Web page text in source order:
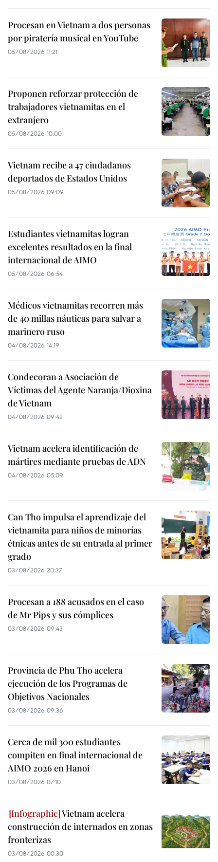
Procesan en Vietnam a dos personas
por piratería musical en YouTube
05/08/2026 11:21
Proponen reforzar protección de
trabajadores vietnamitas en el
extranjero
05/08/2026 10:00
Vietnam recibe a 47 ciudadanos
deportados de Estados Unidos
05/08/2026 09:09
Estudiantes vietnamitas logran
excelentes resultados en la final
internacional de AIMO
05/08/2026 06:54
Médicos vietnamitas recorren más
de 40 millas náuticas para salvar a
marinero ruso
04/08/2026 14:19
Condecoran a Asociación de
Víctimas del Agente Naranja/Dioxina
de Vietnam
04/08/2026 09:42
Vietnam acelera identificación de
mártires mediante pruebas de ADN
04/08/2026 05:09
Can Tho impulsa el aprendizaje del
vietnamita para niños de minorías
étnicas antes de su entrada al primer
grado
03/08/2026 20:37
Procesan a 188 acusados en el caso
de Mr Pips y sus cómplices
03/08/2026 09:43
Provincia de Phu Tho acelera
ejecución de los Programas de
Objetivos Nacionales
03/08/2026 09:36
Cerca de mil 300 estudiantes
compiten en final internacional de
AIMO 2026 en Hanoi
03/08/2026 07:10
Vietnam acelera
construcción de internados en zonas
fronterizas
03/08/2026 00:30